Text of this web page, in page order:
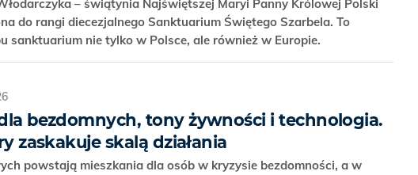
– świątynia Najświętszej Maryi Panny Królowej Polski
do rangi diecezjalnego Sanktuarium Świętego Szarbela. To
sanktuarium nie tylko w Polsce, ale również w Europie.
bezdomnych, tony żywności i technologia.
zaskakuje skalą działania
powstają mieszkania dla osób w kryzysie bezdomności, a w